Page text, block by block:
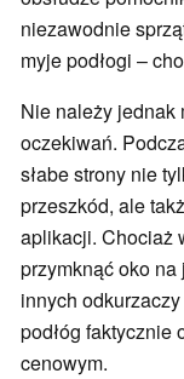
niezawodnie
myje podłogi –
Nie należy jednak
oczekiwań.
słabe strony nie
przeszkód, ale
aplikacji. Chociaż
przymknąć oko
innych
podłóg faktycznie
cenowym.